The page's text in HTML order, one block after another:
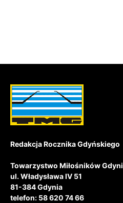
Redakcja Rocznika Gdyńskiego
Towarzystwo Miłośników Gdyni
ul. Władysława IV 51
81-384 Gdynia
telefon: 58 620 74 66